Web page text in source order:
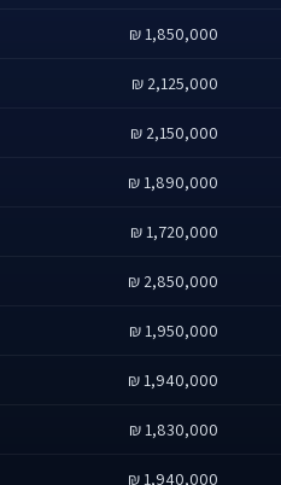
1,850,000 ₪
2,125,000 ₪
2,150,000 ₪
1,890,000 ₪
1,720,000 ₪
2,850,000 ₪
1,950,000 ₪
1,940,000 ₪
1,830,000 ₪
1,940,000 ₪